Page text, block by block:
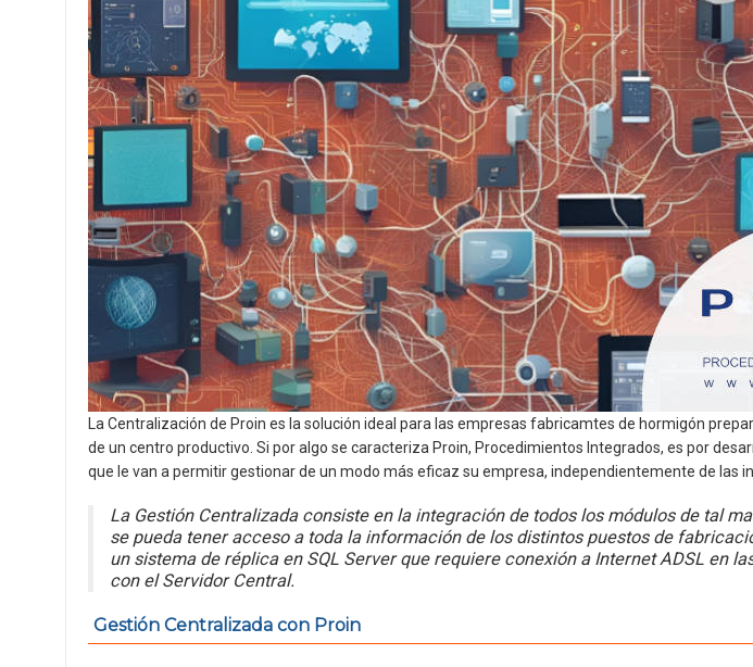
La Centralización de Proin es la solución ideal para las empresas fabricamtes de hormigón
de un centro productivo. Si por algo se caracteriza Proin, Procedimientos Integrados, es por
que le van a permitir gestionar de un modo más eficaz su empresa, independientemente de las
La Gestión Centralizada consiste en la integración de todos los módulos de tal
se pueda tener acceso a toda la información de los distintos puestos de
un sistema de réplica en SQL Server que requiere conexión a Internet ADSL en
con el Servidor Central.
Gestión Centralizada con Proin